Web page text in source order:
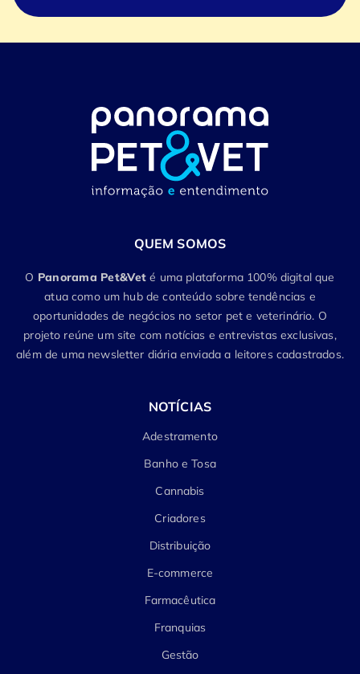
QUEM SOMOS
O Panorama Pet&Vet é uma plataforma 100% digital que
atua como um hub de conteúdo sobre tendências e
oportunidades de negócios no setor pet e veterinário. O
projeto reúne um site com notícias e entrevistas exclusivas,
além de uma newsletter diária enviada a leitores cadastrados.
NOTÍCIAS
Adestramento
Banho e Tosa
Cannabis
Criadores
Distribuição
E-commerce
Farmacêutica
Franquias
Gestão